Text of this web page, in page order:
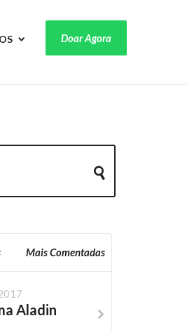
Doar Agora
Mais Comentadas
Aladin